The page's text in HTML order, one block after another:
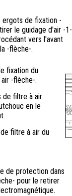
ergots de fixation -
le guidage d'air -1-
vers l'avant
-flèche-.
fixation du
-flèche-.
de filtre à air
en le
filtre à air du
de protection dans
pour le retirer